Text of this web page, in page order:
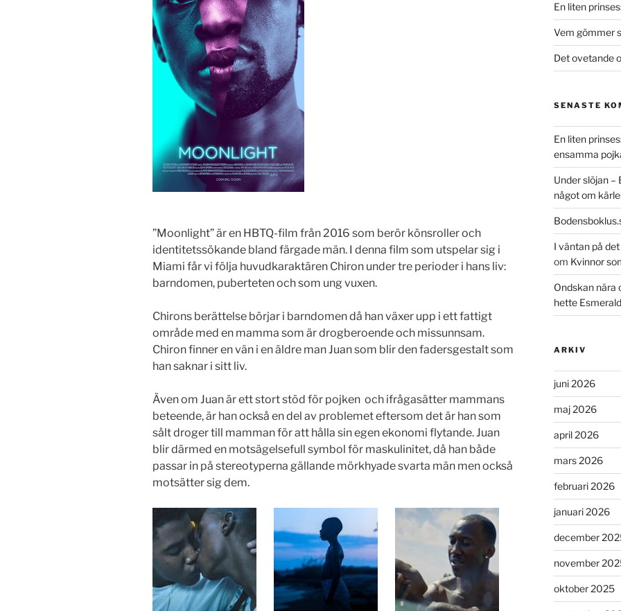
”Moonlight” är en HBTQ-film från 2016 som berör könsroller och
identitetssökande bland färgade män. I denna film som utspelar sig i
Miami får vi följa huvudkaraktären Chiron under tre perioder i hans liv:
barndomen, puberteten och som ung vuxen.
Chirons berättelse börjar i barndomen då han växer upp i ett fattigt
område med en mamma som är drogberoende och missunnsam.
Chiron finner en vän i en äldre man Juan som blir den fadersgestalt som
han saknar i sitt liv.
Även om Juan är ett stort stöd för pojken och ifrågasätter mammans
beteende, är han också en del av problemet eftersom det är han som
sålt droger till mamman för att hålla sin egen ekonomi flytande. Juan
blir därmed en motsägelsefull symbol för maskulinitet, då han både
passar in på stereotyperna gällande mörkhyade svarta män men också
motsätter sig dem.
En liten
Vem gömmer
Det ovetande
SENASTE
En liten
ensamma
Under slöjan –
något om
I väntan på
om Kvinnor
Ondskan nära
hette
ARKIV
juni 2026
maj 2026
april 2026
mars 2026
februari 2026
januari 2026
december
november
oktober 2025